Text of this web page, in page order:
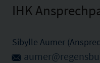
IHK
Sibylle Aumer